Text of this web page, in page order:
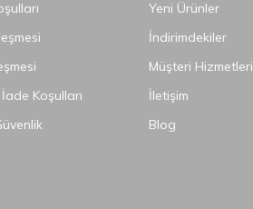
Koşulları
Yeni Ürünler
İndirimdekiler
Müşteri Hizmetleri
İletişim
Blog